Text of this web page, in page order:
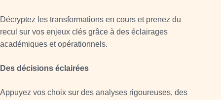
Décryptez les transformations en cours et prenez du
recul sur vos enjeux clés grâce à des éclairages
académiques et opérationnels.
Des décisions éclairées
Appuyez vos choix sur des analyses rigoureuses, des